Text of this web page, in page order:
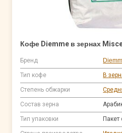
Кофе Diemme в зернах
Бренд
Тип кофе В
Степень обжарки
Состав зерна
Тип упаковки